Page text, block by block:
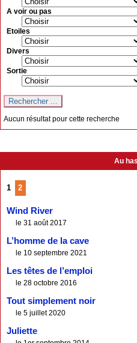
A voir ou pas
Etoiles
Divers
Sortie
Aucun résultat pour cette recherche
Au
1 2
Wind River
le 31 août 2017
L’homme de la cave
le 10 septembre 2021
Les têtes de l’emploi
le 28 octobre 2016
Tout simplement noir
le 5 juillet 2020
Juliette